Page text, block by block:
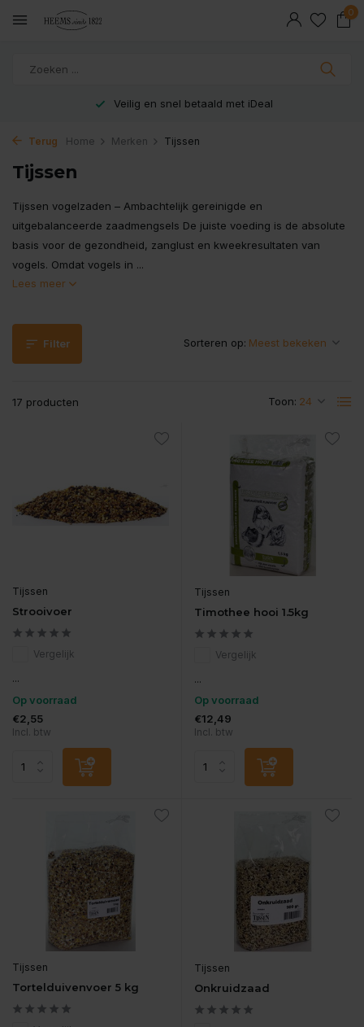
0
Veilig en snel betaald met iDeal
Terug Home Merken Tijssen
Tijssen
Tijssen vogelzaden – Ambachtelijk gereinigde en
uitgebalanceerde zaadmengsels De juiste voeding is de absolute
basis voor de gezondheid, zanglust en kweekresultaten van
vogels. Omdat vogels in ...
Lees meer
Filter
17 producten Toon:
Sorteren op:
Tijssen
Strooivoer
Vergelijk
...
Op voorraad
€2,55
Incl. btw
Tijssen
Timothee hooi 1.5kg
Vergelijk
...
Op voorraad
€12,49
Incl. btw
Tijssen
Tortelduivenvoer 5 kg
Tijssen
Onkruidzaad